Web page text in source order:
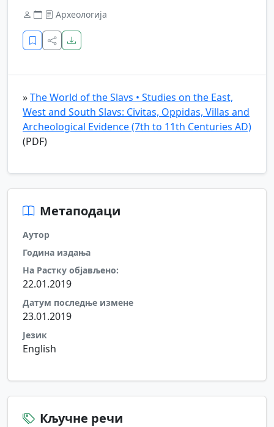
Археологија
»The World of the Slavs • Studies on the East,
West and South Slavs: Civitas, Oppidas, Villas and
Archeological Evidence (7th to 11th Centuries AD)
(PDF)
Метаподаци
Аутор
Година издања
На Растку објављено:
22.01.2019
Датум последње измене
23.01.2019
Језик
English
Кључне речи